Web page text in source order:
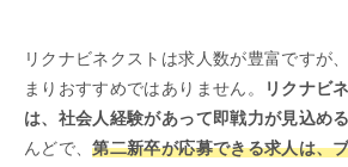
リクナビネクストは求人数が豊富ですが
まりおすすめではありません。
リクナビ
は、社会人経験があって即戦力が見込め
んどで、第二新卒が応募できる求人は、